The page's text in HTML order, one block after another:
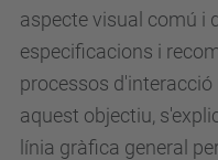
aspecte visual comú i
especificacions i
processos
aquest objectiu,
línia gràfica general